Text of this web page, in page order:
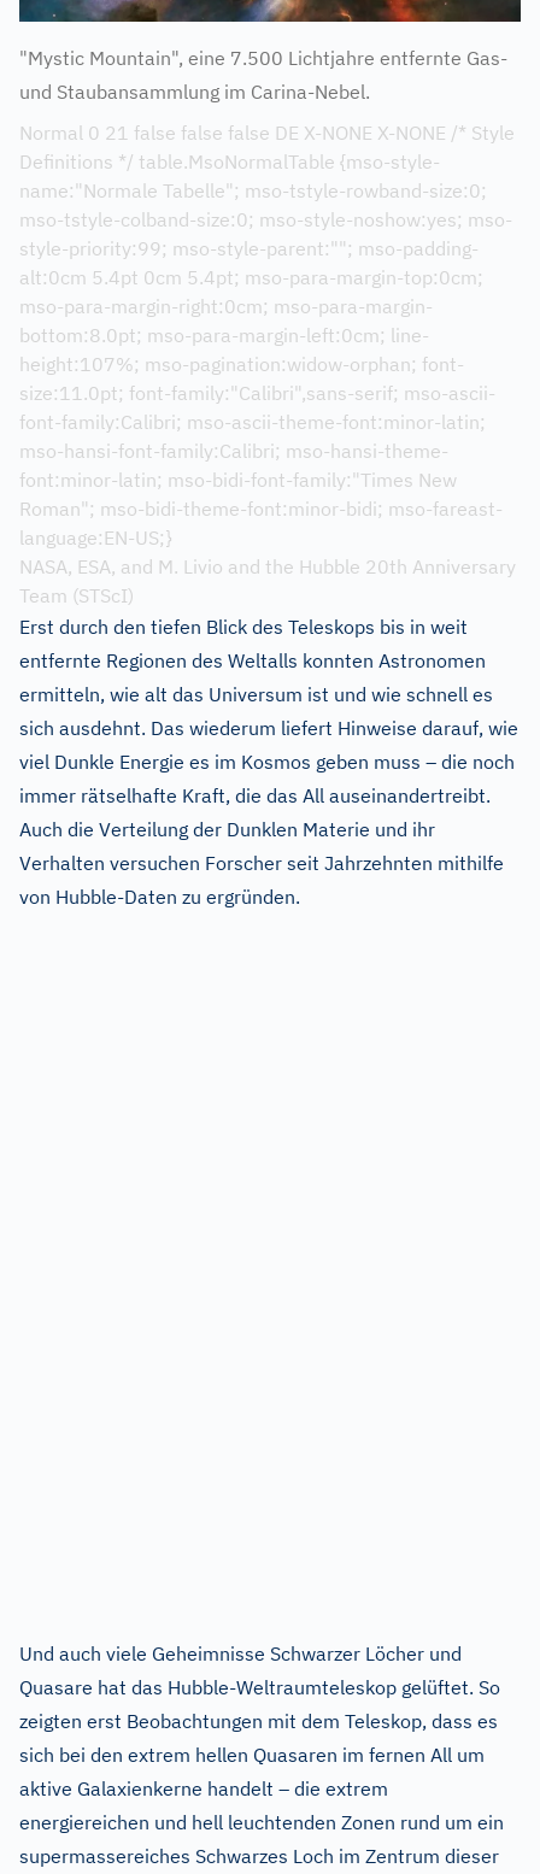
"Mystic Mountain", eine 7.500 Lichtjahre entfernte Gas-
und Staubansammlung im Carina-Nebel.
Normal 0 21 false false false DE X-NONE X-NONE /* Style
Definitions */ table.MsoNormalTable {mso-style-
name:"Normale Tabelle"; mso-tstyle-rowband-size:0;
mso-tstyle-colband-size:0; mso-style-noshow:yes; mso-
style-priority:99; mso-style-parent:""; mso-padding-
alt:0cm 5.4pt 0cm 5.4pt; mso-para-margin-top:0cm;
mso-para-margin-right:0cm; mso-para-margin-
bottom:8.0pt; mso-para-margin-left:0cm; line-
height:107%; mso-pagination:widow-orphan; font-
size:11.0pt; font-family:"Calibri",sans-serif; mso-ascii-
font-family:Calibri; mso-ascii-theme-font:minor-latin;
mso-hansi-font-family:Calibri; mso-hansi-theme-
font:minor-latin; mso-bidi-font-family:"Times New
Roman"; mso-bidi-theme-font:minor-bidi; mso-fareast-
language:EN-US;}
NASA, ESA, and M. Livio and the Hubble 20th Anniversary
Team (STScI)
Erst durch den tiefen Blick des Teleskops bis in weit
entfernte Regionen des Weltalls konnten Astronomen
ermitteln, wie alt das Universum ist und wie schnell es
sich ausdehnt. Das wiederum liefert Hinweise darauf, wie
viel Dunkle Energie es im Kosmos geben muss – die noch
immer rätselhafte Kraft, die das All auseinandertreibt.
Auch die Verteilung der Dunklen Materie und ihr
Verhalten versuchen Forscher seit Jahrzehnten mithilfe
von Hubble-Daten zu ergründen.
Und auch viele Geheimnisse Schwarzer Löcher und
Quasare hat das Hubble-Weltraumteleskop gelüftet. So
zeigten erst Beobachtungen mit dem Teleskop, dass es
sich bei den extrem hellen Quasaren im fernen All um
aktive Galaxienkerne handelt – die extrem
energiereichen und hell leuchtenden Zonen rund um ein
supermassereiches Schwarzes Loch im Zentrum dieser